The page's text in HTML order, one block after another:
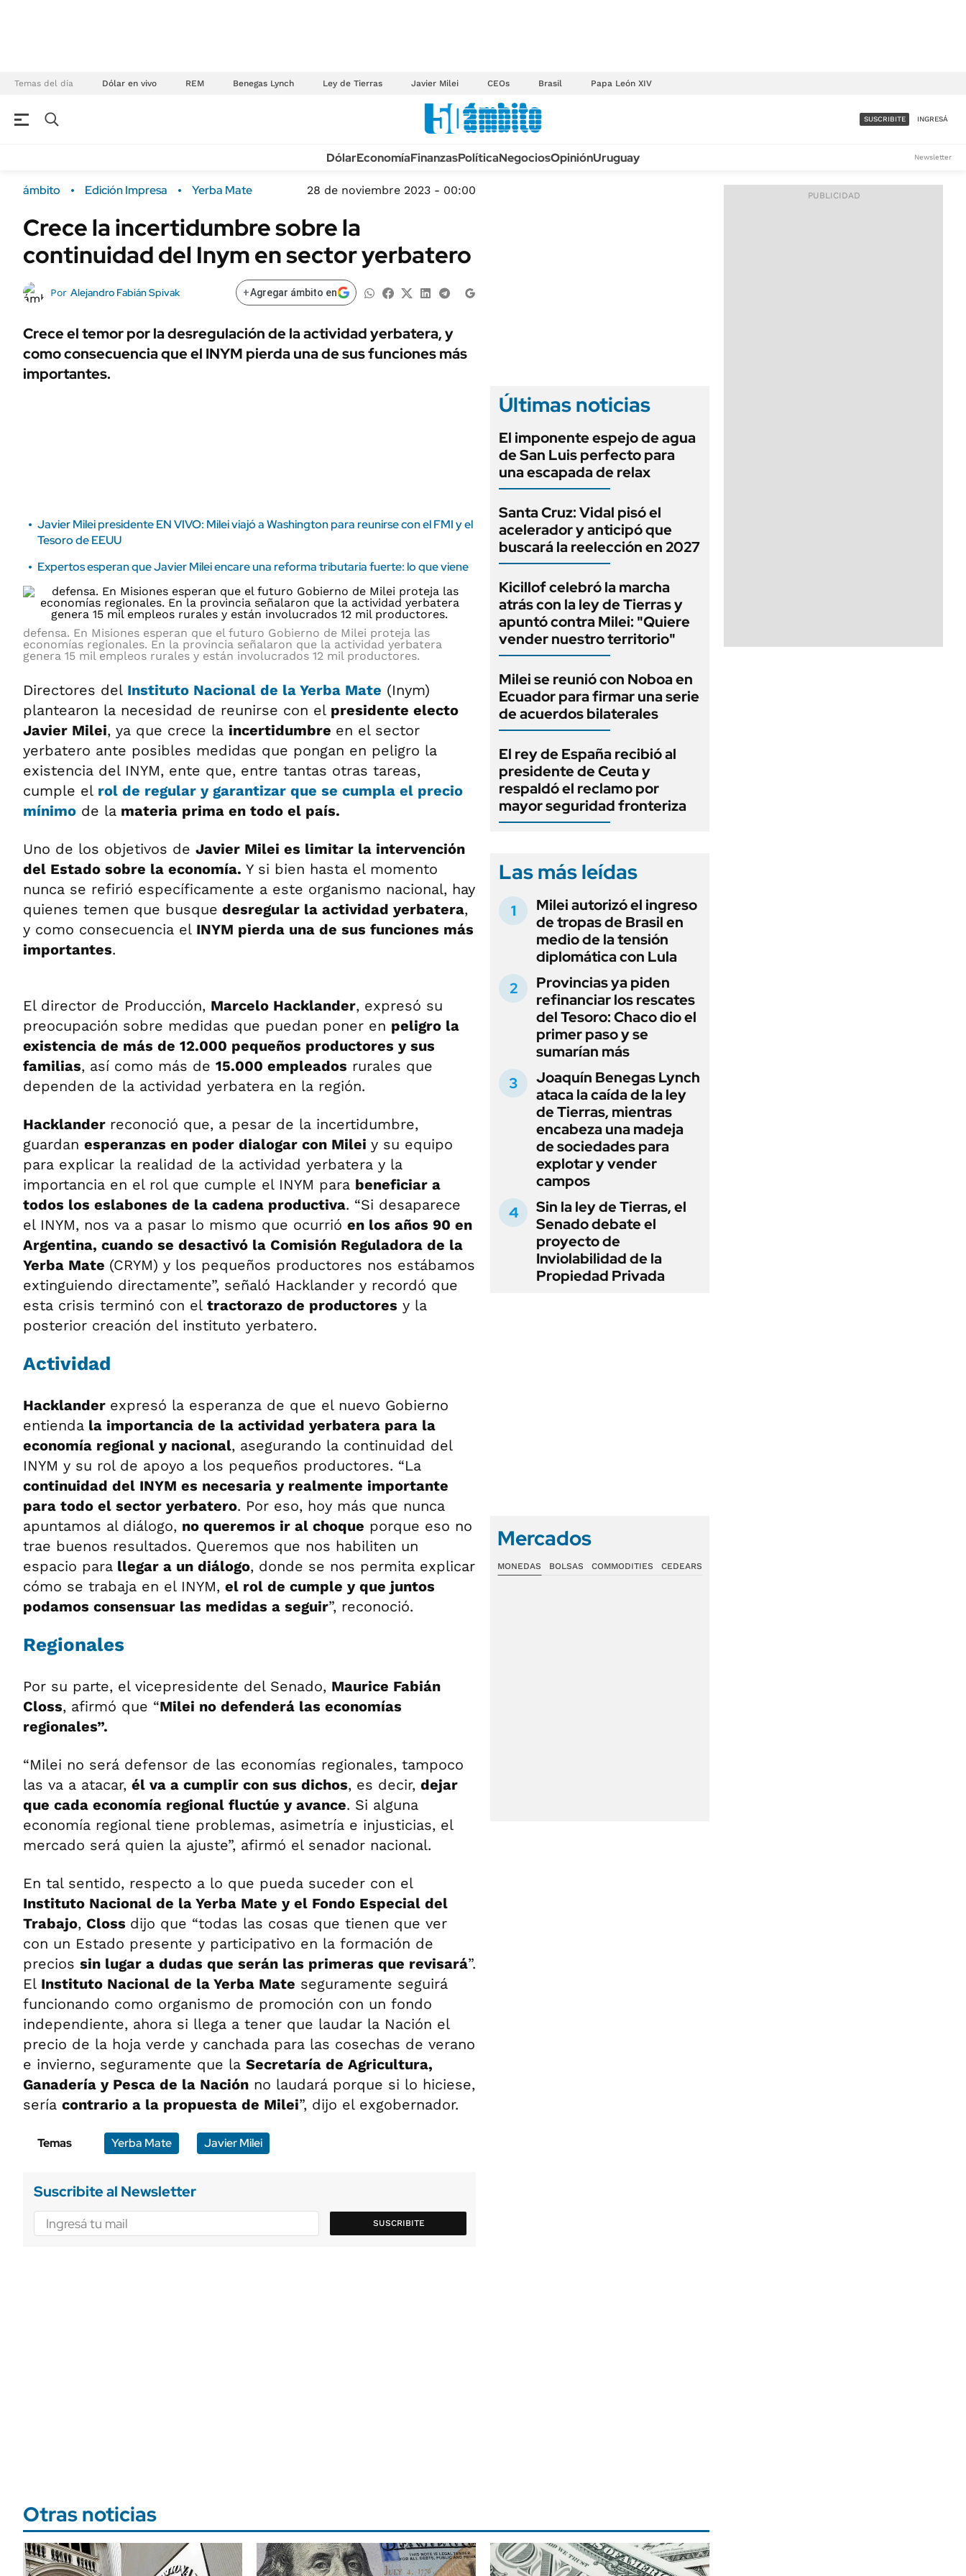
Temas del día Dólar en vivo REM Benegas Lynch Ley de Tierras Javier Milei CEOs Brasil Papa León XIV
Campo
FINANZAS
Mercados
ÁMBITO DEBATE
MEDIAKIT AMBITO DEBATE
Sustentabilidad
Seguros
ENERGY REPORT
POLÍTICA
Municipios
TECNOLOGÍA
MÉXICO
INFORMACIÓN GENERAL
LIFESTYLE
AUTOS
ACCESO FULL - $1.800/MES
SUSCRIBITE INGRESÁ
DólarEconomíaFinanzasPolíticaNegociosOpiniónUruguay Newsletter
ámbito Edición Impresa Yerba Mate 28 de noviembre 2023 - 00:00
Crece la incertidumbre sobre la
continuidad del Inym en sector yerbatero
Por Alejandro Fabián Spivak +Agregar ámbito en
Crece el temor por la desregulación de la actividad yerbatera, y
como consecuencia que el INYM pierda una de sus funciones más
importantes.
Javier Milei presidente EN VIVO: Milei viajó a Washington para reunirse con el FMI y el
Tesoro de EEUU
Expertos esperan que Javier Milei encare una reforma tributaria fuerte: lo que viene
defensa. En Misiones esperan que el futuro Gobierno de Milei proteja las
economías regionales. En la provincia señalaron que la actividad yerbatera
genera 15 mil empleos rurales y están involucrados 12 mil productores.
Directores del Instituto Nacional de la Yerba Mate (Inym)
plantearon la necesidad de reunirse con el presidente electo
Javier Milei, ya que crece la incertidumbre en el sector
yerbatero ante posibles medidas que pongan en peligro la
existencia del INYM, ente que, entre tantas otras tareas,
cumple el rol de regular y garantizar que se cumpla el precio
mínimo de la materia prima en todo el país.
Uno de los objetivos de Javier Milei es limitar la intervención
del Estado sobre la economía. Y si bien hasta el momento
nunca se refirió específicamente a este organismo nacional, hay
quienes temen que busque desregular la actividad yerbatera,
y como consecuencia el INYM pierda una de sus funciones más
importantes.
El director de Producción, Marcelo Hacklander, expresó su
preocupación sobre medidas que puedan poner en peligro la
existencia de más de 12.000 pequeños productores y sus
familias, así como más de 15.000 empleados rurales que
dependen de la actividad yerbatera en la región.
Hacklander reconoció que, a pesar de la incertidumbre,
guardan esperanzas en poder dialogar con Milei y su equipo
para explicar la realidad de la actividad yerbatera y la
importancia en el rol que cumple el INYM para beneficiar a
todos los eslabones de la cadena productiva. “Si desaparece
el INYM, nos va a pasar lo mismo que ocurrió en los años 90 en
Argentina, cuando se desactivó la Comisión Reguladora de la
Yerba Mate (CRYM) y los pequeños productores nos estábamos
extinguiendo directamente”, señaló Hacklander y recordó que
esta crisis terminó con el tractorazo de productores y la
posterior creación del instituto yerbatero.
Actividad
Hacklander expresó la esperanza de que el nuevo Gobierno
entienda la importancia de la actividad yerbatera para la
economía regional y nacional, asegurando la continuidad del
INYM y su rol de apoyo a los pequeños productores. “La
continuidad del INYM es necesaria y realmente importante
para todo el sector yerbatero. Por eso, hoy más que nunca
apuntamos al diálogo, no queremos ir al choque porque eso no
trae buenos resultados. Queremos que nos habiliten un
espacio para llegar a un diálogo, donde se nos permita explicar
cómo se trabaja en el INYM, el rol de cumple y que juntos
podamos consensuar las medidas a seguir”, reconoció.
Regionales
Por su parte, el vicepresidente del Senado, Maurice Fabián
Closs, afirmó que “Milei no defenderá las economías
regionales”.
“Milei no será defensor de las economías regionales, tampoco
las va a atacar, él va a cumplir con sus dichos, es decir, dejar
que cada economía regional fluctúe y avance. Si alguna
economía regional tiene problemas, asimetría e injusticias, el
mercado será quien la ajuste”, afirmó el senador nacional.
En tal sentido, respecto a lo que pueda suceder con el
Instituto Nacional de la Yerba Mate y el Fondo Especial del
Trabajo, Closs dijo que “todas las cosas que tienen que ver
con un Estado presente y participativo en la formación de
precios sin lugar a dudas que serán las primeras que revisará”.
El Instituto Nacional de la Yerba Mate seguramente seguirá
funcionando como organismo de promoción con un fondo
independiente, ahora si llega a tener que laudar la Nación el
precio de la hoja verde y canchada para las cosechas de verano
e invierno, seguramente que la Secretaría de Agricultura,
Ganadería y Pesca de la Nación no laudará porque si lo hiciese,
sería contrario a la propuesta de Milei”, dijo el exgobernador.
Temas Yerba Mate Javier Milei
Suscribite al Newsletter
SUSCRIBITE
Últimas noticias
El imponente espejo de agua
de San Luis perfecto para
una escapada de relax
Santa Cruz: Vidal pisó el
acelerador y anticipó que
buscará la reelección en 2027
Kicillof celebró la marcha
atrás con la ley de Tierras y
apuntó contra Milei: "Quiere
vender nuestro territorio"
Milei se reunió con Noboa en
Ecuador para firmar una serie
de acuerdos bilaterales
El rey de España recibió al
presidente de Ceuta y
respaldó el reclamo por
mayor seguridad fronteriza
Las más leídas
Milei autorizó el ingreso
de tropas de Brasil en
medio de la tensión
diplomática con Lula
Provincias ya piden
refinanciar los rescates
del Tesoro: Chaco dio el
primer paso y se
sumarían más
Joaquín Benegas Lynch
ataca la caída de la ley
de Tierras, mientras
encabeza una madeja
de sociedades para
explotar y vender
campos
Sin la ley de Tierras, el
Senado debate el
proyecto de
Inviolabilidad de la
Propiedad Privada
Mercados
MONEDAS BOLSAS COMMODITIES CEDEARS
Otras noticias